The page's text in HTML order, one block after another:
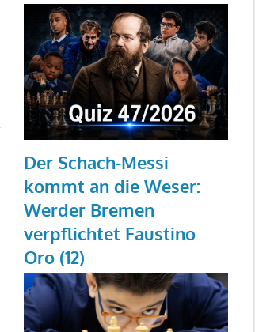
Der Schach-Messi
kommt an die Weser:
Werder Bremen
verpflichtet Faustino
Oro (12)